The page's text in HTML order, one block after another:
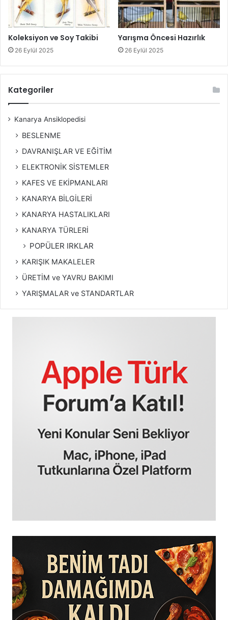
Koleksiyon ve Soy Takibi
26 Eylül 2025
Yarışma Öncesi Hazırlık
26 Eylül 2025
Kategoriler
Kanarya Ansiklopedisi
BESLENME
DAVRANIŞLAR VE EĞİTİM
ELEKTRONİK SİSTEMLER
KAFES VE EKİPMANLARI
KANARYA BİLGİLERİ
KANARYA HASTALIKLARI
KANARYA TÜRLERİ
POPÜLER IRKLAR
KARIŞIK MAKALELER
ÜRETİM ve YAVRU BAKIMI
YARIŞMALAR ve STANDARTLAR